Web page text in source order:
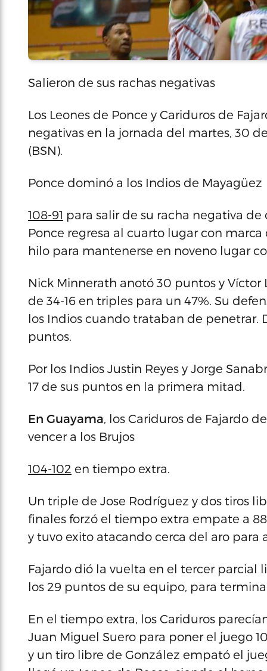
Salieron de sus rachas negativas
Los Leones de Ponce y Cariduros de
negativas en la jornada del martes, 30
(BSN).
Ponce dominó a los Indios de Mayagüez
108-91 para salir de su racha negativa
Ponce regresa al cuarto lugar con marca
hilo para mantenerse en noveno lugar
Nick Minnerath anotó 30 puntos y Víctor
de 34-16 en triples para un 47%. Su
los Indios cuando trataban de penetrar.
puntos.
Por los Indios Justin Reyes y Jorge
17 de sus puntos en la primera mitad.
En Guayama, los Cariduros de Fajardo
vencer a los Brujos
104-102 en tiempo extra.
Un triple de Jose Rodríguez y dos tiros
finales forzó el tiempo extra empate a
y tuvo exito atacando cerca del aro para
Fajardo dió la vuelta en el tercer parcial
los 29 puntos de su equipo, para
En el tiempo extra, los Cariduros
Juan Miguel Suero para poner el juego
y un tiro libre de González empató el